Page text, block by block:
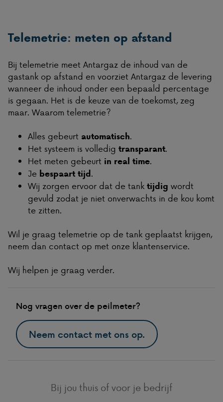
Telemetrie: meten op afstand
Bij telemetrie meet Antargaz de inhoud van de
gastank op afstand en voorziet Antargaz de levering
wanneer de inhoud onder een bepaald percentage
is gegaan. Het is de keuze van de toekomst, zeg
maar. Waarom telemetrie?
Alles gebeurt automatisch.
Het systeem is volledig transparant.
Het meten gebeurt in real time.
Je bespaart tijd.
Wij zorgen ervoor dat de tank tijdig wordt
gevuld zodat je niet onverwachts in de kou komt
te zitten.
Wil je graag telemetrie op de tank geplaatst krijgen,
neem dan contact op met onze klantenservice.
Wij helpen je graag verder.
Nog vragen over de peilmeter?
Neem contact met ons op.
Bij jou thuis of voor je bedrijf